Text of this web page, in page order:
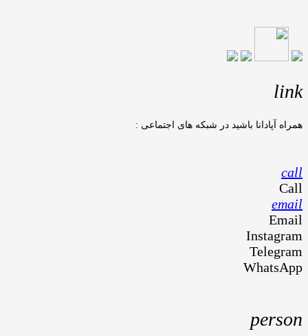
link
همراه آپادانا باشید در شبکه های اجتماعی :
call
Call
email
Email
Instagram
Telegram
WhatsApp
person